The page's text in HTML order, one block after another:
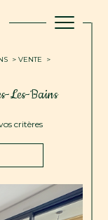
VENTE
Les-Bains
critères